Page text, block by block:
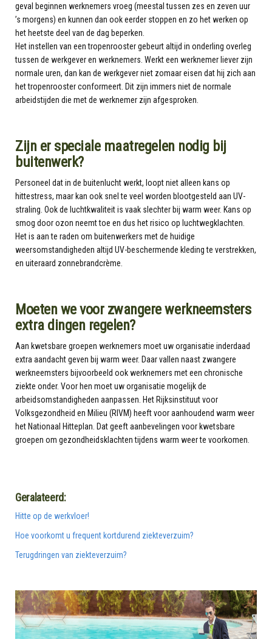
geval beginnen werknemers vroeg (meestal tussen zes en zeven uur
’s morgens) en kunnen dan ook eerder stoppen en zo het werken op
het heetste deel van de dag beperken.
Het instellen van een tropenrooster gebeurt altijd in onderling overleg
tussen de werkgever en werknemers. Werkt een werknemer liever zijn
normale uren, dan kan de werkgever niet zomaar eisen dat hij zich aan
het tropenrooster conformeert. Dit zijn immers niet de normale
arbeidstijden die met de werknemer zijn afgesproken.
Zijn er speciale maatregelen nodig bij
buitenwerk?
Personeel dat in de buitenlucht werkt, loopt niet alleen kans op
hittestress, maar kan ook snel te veel worden blootgesteld aan UV-
straling. Ook de luchtkwaliteit is vaak slechter bij warm weer. Kans op
smog door ozon neemt toe en dus het risico op luchtwegklachten.
Het is aan te raden om buitenwerkers met de huidige
weersomstandigheden altijd UV-beschermende kleding te verstrekken,
en uiteraard zonnebrandcrème.
Moeten we voor zwangere werkneemsters
extra dingen regelen?
Aan kwetsbare groepen werknemers moet uw organisatie inderdaad
extra aandacht geven bij warm weer. Daar vallen naast zwangere
werkneemsters bijvoorbeeld ook werknemers met een chronische
ziekte onder. Voor hen moet uw organisatie mogelijk de
arbeidsomstandigheden aanpassen. Het Rijksinstituut voor
Volksgezondheid en Milieu (RIVM) heeft voor aanhoudend warm weer
het Nationaal Hitteplan. Dat geeft aanbevelingen voor kwetsbare
groepen om gezondheidsklachten tijdens warm weer te voorkomen.
Geralateerd:
Hitte op de werkvloer!
Hoe voorkomt u frequent kortdurend ziekteverzuim?
Terugdringen van ziekteverzuim?